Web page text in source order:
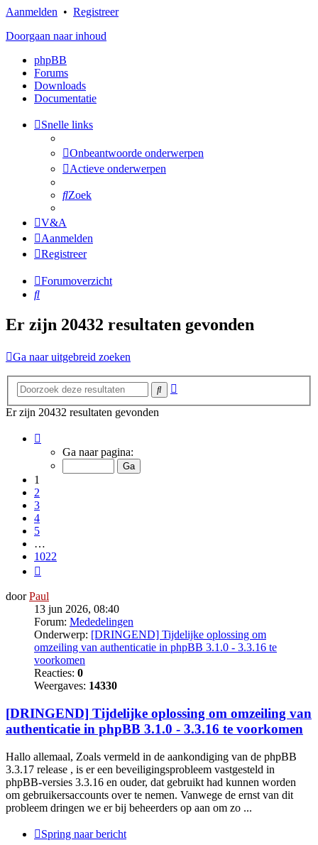
Aanmelden • Registreer
Doorgaan naar inhoud
phpBB
Forums
Downloads
Documentatie
Snelle links
Onbeantwoorde onderwerpen
Actieve onderwerpen
Zoek
V&A
Aanmelden
Registreer
Forumoverzicht
Zoek
Er zijn 20432 resultaten gevonden
Ga naar uitgebreid zoeken
Zoek
Er zijn 20432 resultaten gevonden
van
1022
Ga naar pagina:
1
2
3
4
5
…
1022
doorPaul
13 jun 2026, 08:40
Forum: Mededelingen
Onderwerp: [DRINGEND] Tijdelijke oplossing om
omzeiling van authenticatie in phpBB 3.1.0 - 3.3.16 te
voorkomen
Reacties: 0
Weergaves: 14330
[DRINGEND] Tijdelijke oplossing om omzeiling van
authenticatie in phpBB 3.1.0 - 3.3.16 te voorkomen
Hallo allemaal, Zoals vermeld in de aankondiging van de phpBB
3.3.17 release , is er een beveiligingsprobleem vastgesteld in
phpBB-versies 3.3.16 en ouder, dat gebruikt had kunnen worden
om gebruikersaccounts over te nemen. Vanwege de ernst van dit
probleem dringen we er bij beheerders op aan om zo ...
Spring naar bericht